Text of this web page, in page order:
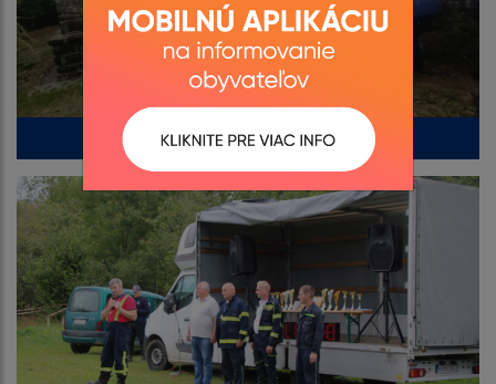
Požehnanie krížovej cesty 15.9.2022